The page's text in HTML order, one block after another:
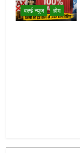
वर्ल्ड न्यूज होम